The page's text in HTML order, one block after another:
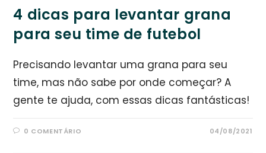
4 dicas para levantar grana
para seu time de futebol
Precisando levantar uma grana para seu
time, mas não sabe por onde começar? A
gente te ajuda, com essas dicas fantásticas!
0 COMENTÁRIO 04/08/2021